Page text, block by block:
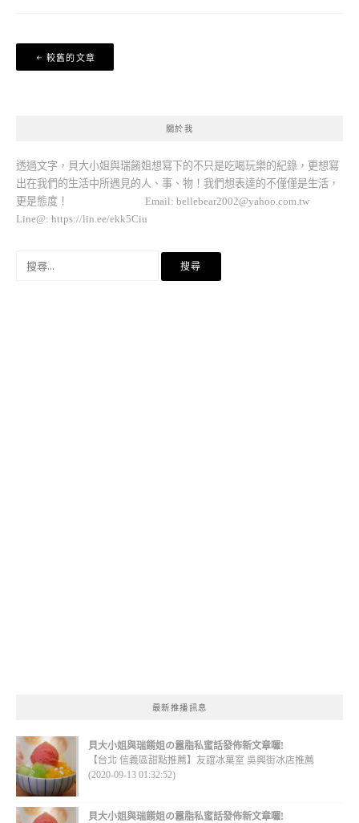
文
章
較舊的文章
關於我
透過文字，貝大小姐與瑞餚姐想寫下的不只是吃喝玩樂的紀錄，更想寫
出在我們的生活中所遇見的人、事、物！我們想表達的不僅僅是生活，
更是態度！ Email: bellebear2002@yahoo.com.tw
Line@: https://lin.ee/ekk5Ciu
最新推播訊息
貝大小姐與瑞餚姐の囂脂私蜜話發佈新文章囉!
【台北 信義區甜點推薦】友誼冰菓室 吳興街冰店推薦
(2020-09-13 01:32:52)
貝大小姐與瑞餚姐の囂脂私蜜話發佈新文章囉!